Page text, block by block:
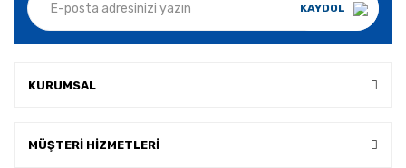
KAYDOL
KURUMSAL
MÜŞTERİ HİZMETLERİ